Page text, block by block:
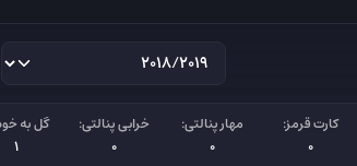
کارت قرمز:
0
مهار پنالتی:
0
خرابی پنالتی:
0
گل به
1